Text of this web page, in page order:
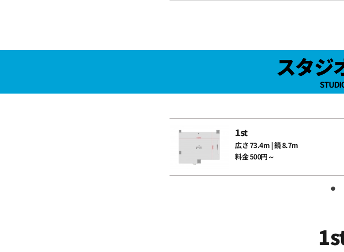
11:00
11:30
スタジ
1st
広さ 73.4m | 鏡 8.7m
料金 500円～